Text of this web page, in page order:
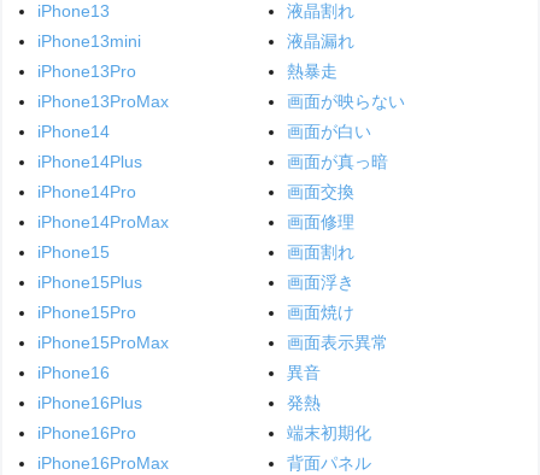
iPhone13
iPhone13mini
iPhone13Pro
iPhone13ProMax
iPhone14
iPhone14Plus
iPhone14Pro
iPhone14ProMax
iPhone15
iPhone15Plus
iPhone15Pro
iPhone15ProMax
iPhone16
iPhone16Plus
iPhone16Pro
iPhone16ProMax
液晶割れ
液晶漏れ
熱暴走
画面が映らない
画面が白い
画面が真っ暗
画面交換
画面修理
画面割れ
画面浮き
画面焼け
画面表示異常
異音
発熱
端末初期化
背面パネル